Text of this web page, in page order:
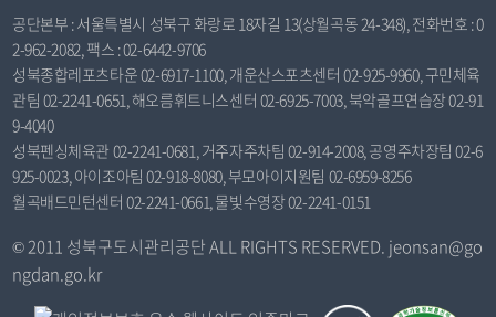
공단본부 : 서울특별시 성북구 화랑로 18자길 13(상월곡동 24-348), 전화번호 : 0
2-962-2082, 팩스 : 02-6442-9706
성북종합레포츠타운 02-6917-1100, 개운산스포츠센터 02-925-9960, 구민체육
관팀 02-2241-0651, 해오름휘트니스센터 02-6925-7003, 북악골프연습장 02-91
9-4040
성북펜싱체육관 02-2241-0681, 거주자주차팀 02-914-2008, 공영주차장팀 02-6
925-0023, 아이조아팀 02-918-8080, 부모아이지원팀 02-6959-8256
월곡배드민턴센터 02-2241-0661, 물빛수영장 02-2241-0151
© 2011 성북구도시관리공단 ALL RIGHTS RESERVED. jeonsan@go
ngdan.go.kr